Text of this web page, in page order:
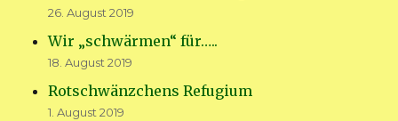
26. August 2019
Wir „schwärmen“ für…..
18. August 2019
Rotschwänzchens Refugium
1. August 2019